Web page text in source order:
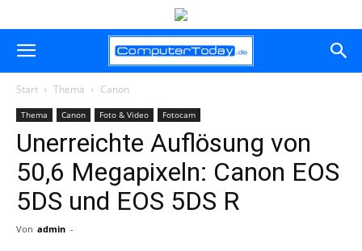
Start Thema Canon
Thema Canon Foto & Video Fotocam
Unerreichte Auflösung von
50,6 Megapixeln: Canon EOS
5DS und EOS 5DS R
Von admin -